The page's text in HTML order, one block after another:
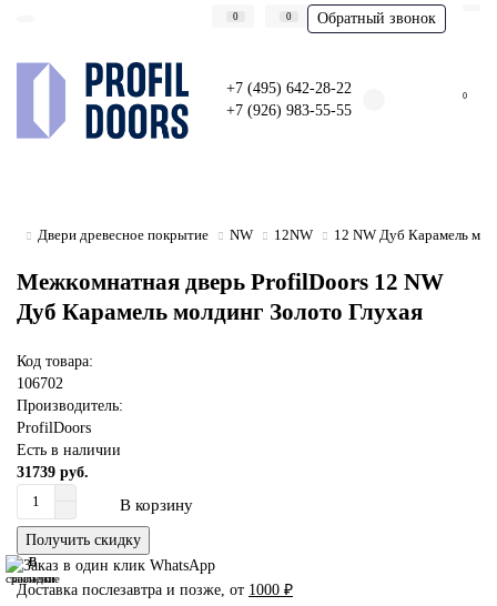
0 0 Обратный звонок
+7 (495) 642-28-22
+7 (926) 983-55-55
0
Двери древесное покрытие NW 12NW 12 NW Дуб Карамель
Межкомнатная дверь ProfilDoors 12 NW
Дуб Карамель молдинг Золото Глухая
Код товара:
106702
Производитель:
ProfilDoors
Есть в наличии
31739 руб.
В корзину
Получить скидку
В
закладки
В
сравнение
Доставка послезавтра и позже, от 1000 ₽